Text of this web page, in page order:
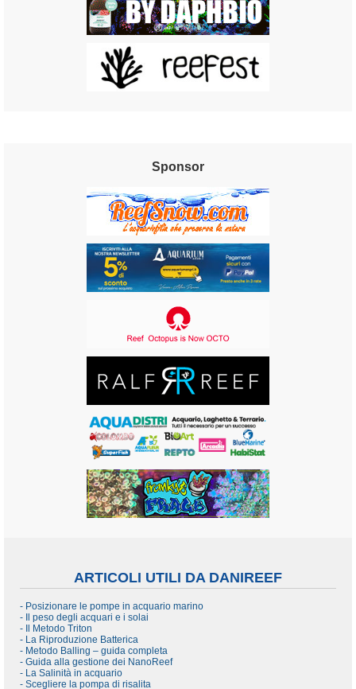
Sponsor
ARTICOLI UTILI DA DANIREEF
- Posizionare le pompe in acquario marino
- Il peso degli acquari e i solai
- Il Metodo Triton
- La Riproduzione Batterica
- Metodo Balling – guida completa
- Guida alla gestione dei NanoReef
- La Salinità in acquario
- Scegliere la pompa di risalita